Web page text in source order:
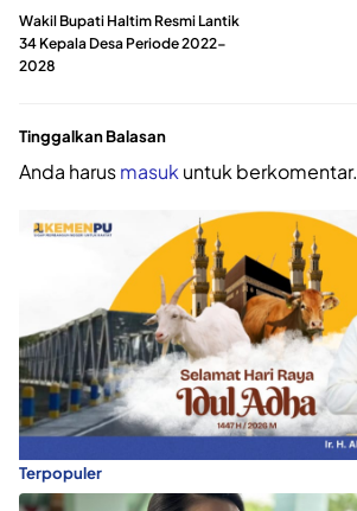
Wakil Bupati Haltim Resmi Lantik
34 Kepala Desa Periode 2022-
2028
Tinggalkan Balasan
Anda harusmasuk untuk berkomentar.
Terpopuler